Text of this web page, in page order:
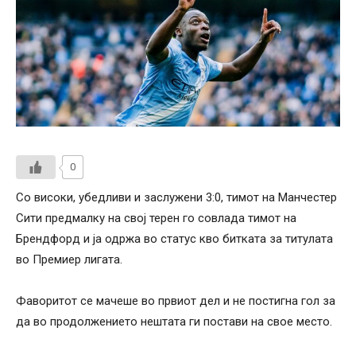
0
Со високи, убедливи и заслужени 3:0, тимот на Манчестер
Сити предмалку на свој терен го совлада тимот на
Брендфорд и ја одржа во статус кво битката за титулата
во Премиер лигата.
Фаворитот се мачеше во првиот дел и не постигна гол за
да во продолжението нештата ги постави на свое место.